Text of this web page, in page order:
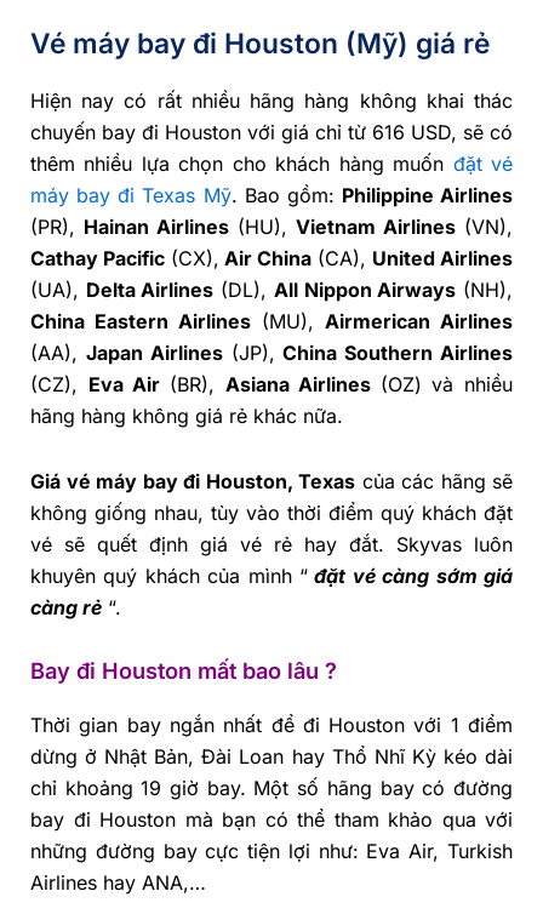
Vé máy bay đi Houston (Mỹ) giá rẻ
Hiện nay có rất nhiều hãng hàng không khai thác
chuyến bay đi Houston với giá chỉ từ 616 USD, sẽ có
thêm nhiều lựa chọn cho khách hàng muốn đặt vé
máy bay đi Texas Mỹ. Bao gồm: Philippine Airlines
(PR), Hainan Airlines (HU), Vietnam Airlines (VN),
Cathay Pacific (CX), Air China (CA), United Airlines
(UA), Delta Airlines (DL), All Nippon Airways (NH),
China Eastern Airlines (MU), Airmerican Airlines
(AA), Japan Airlines(JP),China Southern Airlines
(CZ), Eva Air (BR), Asiana Airlines (OZ) và nhiều
hãng hàng không giá rẻ khác nữa.
Giá vé máy bay đi Houston, Texas của các hãng sẽ
không giống nhau, tùy vào thời điểm quý khách đặt
vé sẽ quết định giá vé rẻ hay đắt. Skyvas luôn
khuyên quý khách của mình “ đặt vé càng sớm giá
càng rẻ “.
Bay đi Houston mất bao lâu ?
Thời gian bay ngắn nhất để đi Houston với 1 điểm
dừng ở Nhật Bản, Đài Loan hay Thổ Nhĩ Kỳ kéo dài
chỉ khoảng 19 giờ bay. Một số hãng bay có đường
bay đi Houston mà bạn có thể tham khảo qua với
những đường bay cực tiện lợi như: Eva Air, Turkish
Airlines hay ANA,…